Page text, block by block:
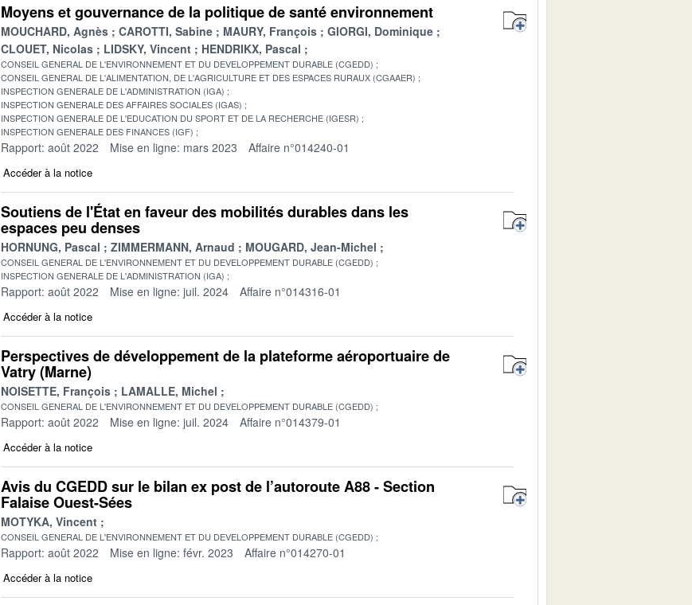
Moyens et gouvernance de la politique de santé environnement
MOUCHARD, Agnès CAROTTI, Sabine MAURY, François
GIORGI, Dominique
CLOUET, Nicolas
LIDSKY, Vincent HENDRIKX, Pascal
CONSEIL GENERAL DE L'ENVIRONNEMENT ET DU DEVELOPPEMENT DURABLE (CGEDD)
CONSEIL GENERAL DE L'ALIMENTATION, DE L'AGRICULTURE ET DES ESPACES RURAUX (CGAAER)
INSPECTION GENERALE DE L'ADMINISTRATION (IGA)
INSPECTION GENERALE DES AFFAIRES SOCIALES (IGAS)
INSPECTION GENERALE DE L'EDUCATION DU SPORT ET DE LA RECHERCHE (IGESR)
INSPECTION GENERALE DES FINANCES (IGF)
Rapport: août 2022 Mise en ligne: mars 2023 Affaire n°014240-01
Accéder à la notice
Soutiens de l'État en faveur des mobilités durables dans les
espaces peu denses
HORNUNG, Pascal ZIMMERMANN, Arnaud MOUGARD, Jean-Michel
CONSEIL GENERAL DE L'ENVIRONNEMENT ET DU DEVELOPPEMENT DURABLE (CGEDD)
INSPECTION GENERALE DE L'ADMINISTRATION (IGA)
Rapport: août 2022 Mise en ligne: juil. 2024 Affaire n°014316-01
Accéder à la notice
Perspectives de développement de la plateforme aéroportuaire de
Vatry (Marne)
NOISETTE, François LAMALLE, Michel
CONSEIL GENERAL DE L'ENVIRONNEMENT ET DU DEVELOPPEMENT DURABLE (CGEDD)
Rapport: août 2022 Mise en ligne: juil. 2024 Affaire n°014379-01
Accéder à la notice
Avis du CGEDD sur le bilan ex post de l’autoroute A88 - Section
Falaise Ouest-Sées
MOTYKA, Vincent
CONSEIL GENERAL DE L'ENVIRONNEMENT ET DU DEVELOPPEMENT DURABLE (CGEDD)
Rapport: août 2022 Mise en ligne: févr. 2023 Affaire n°014270-01
Accéder à la notice